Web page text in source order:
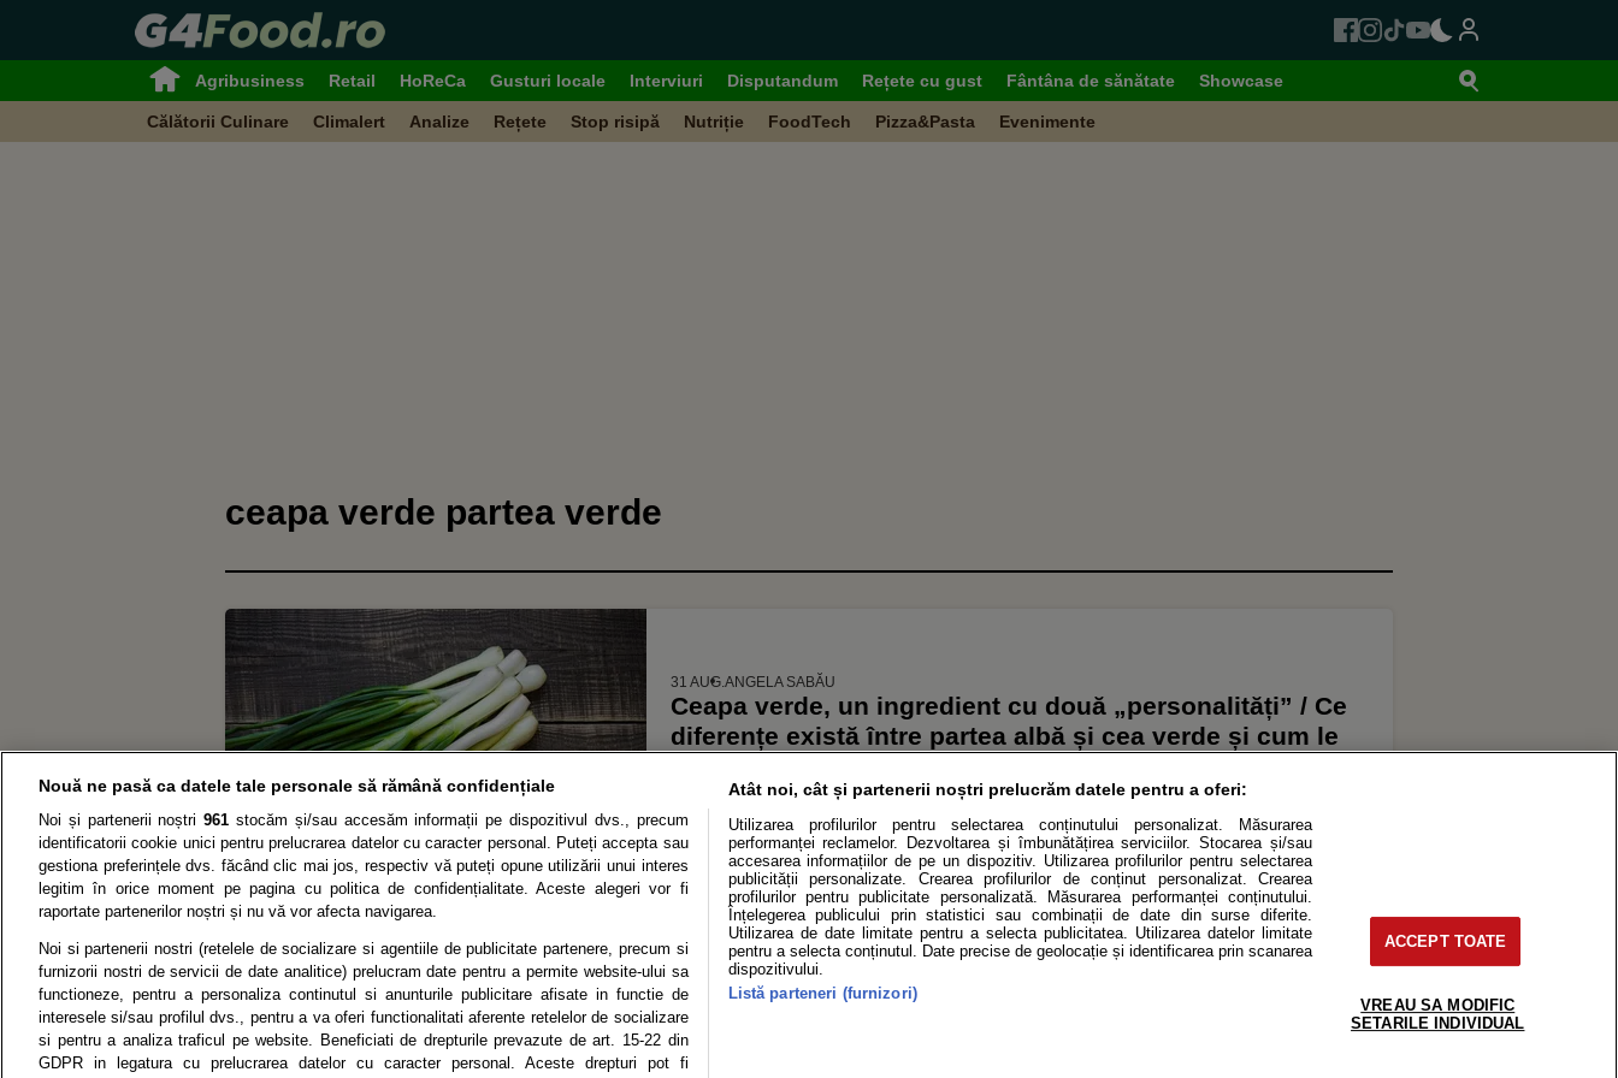
Agribusiness Retail HoReCa Gusturi locale Interviuri Disputandum Rețete cu gust Fântâna de sănătate Showcase
Călătorii Culinare Climalert Analize Rețete Stop risipă Nutriție FoodTech Pizza&Pasta Evenimente
ceapa verde partea verde
31 AUG.ANGELA SABĂU
Ceapa verde, un ingredient cu două „personalități” / Ce
diferențe există între partea albă și cea verde și cum le
fry și alte preparate aromate
POLITICĂ DE CONFIDENȚIALITATEDESPRE NOIMODIFICĂ PREFERINȚE COOKIES
Modifică Setările Cookie
Citarea se poate face în limita a 250 de semne. Nici o instituţie sau persoană (site-uri, instituţii mass-media, firme de monitorizare) nu poate reproduce integral scrierile publicistice purtătoare de Drepturi de
Nouă ne pasă ca datele tale personale să rămână confidențiale
Noi și partenerii noștri961 stocăm și/sau accesăm informații pe dispozitivul dvs., precum
identificatorii cookie unici pentru prelucrarea datelor cu caracter personal. Puteți accepta sau
gestiona preferințele dvs. făcând clic mai jos, respectiv vă puteți opune utilizării unui interes
legitim în orice moment pe pagina cu politica de confidențialitate. Aceste alegeri vor fi
raportate partenerilor noștri și nu vă vor afecta navigarea.
Noi si partenerii nostri (retelele de socializare si agentiile de publicitate partenere, precum si
furnizorii nostri de servicii de date analitice) prelucram date pentru a permite website-ului sa
functioneze, pentru a personaliza continutul si anunturile publicitare afisate in functie de
interesele si/sau profilul dvs., pentru a va oferi functionalitati aferente retelelor de socializare
si pentru a analiza traficul pe website. Beneficiati de drepturile prevazute de art. 15-22 din
GDPR in legatura cu prelucrarea datelor cu caracter personal. Aceste drepturi pot fi
Atât noi, cât și partenerii noștri prelucrăm datele pentru a oferi:
Utilizarea profilurilor pentru selectarea conținutului personalizat. Măsurarea
performanței reclamelor. Dezvoltarea și îmbunătățirea serviciilor. Stocarea și/sau
accesarea informațiilor de pe un dispozitiv. Utilizarea profilurilor pentru selectarea
publicității personalizate. Crearea profilurilor de conținut personalizat. Crearea
profilurilor pentru publicitate personalizată. Măsurarea performanței conținutului.
Înțelegerea publicului prin statistici sau combinații de date din surse diferite.
Utilizarea de date limitate pentru a selecta publicitatea. Utilizarea datelor limitate
pentru a selecta conținutul. Date precise de geolocație și identificarea prin scanarea
dispozitivului.
Listă parteneri (furnizori)
ACCEPT TOATE
VREAU SA MODIFIC
SETARILE INDIVIDUAL